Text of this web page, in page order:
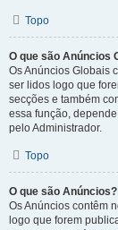
Topo
O que são Anúncios
Os Anúncios Globais
ser lidos logo que
secções e também
essa função,
pelo Administrador.
Topo
O que são Anúncios?
Os Anúncios contêm
logo que forem